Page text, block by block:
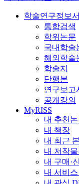
학술연구정보
통합검색
학위논문
국내학술
해외학술
학술지
단행본
연구보고
공개강의
MyRISS
내 추천
내 책장
내 최근
내 저작물
내 구매·
내 서비